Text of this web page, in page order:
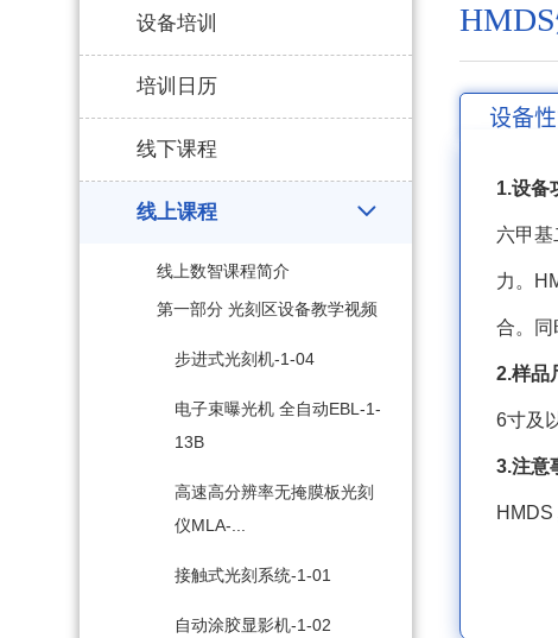
设备培训
培训日历
线下课程
线上课程
线上数智课程简介
第一部分 光刻区设备教学视频
步进式光刻机-1-04
电子束曝光机 全自动EBL-1-
13B
高速高分辨率无掩膜板光刻
仪MLA-...
接触式光刻系统-1-01
自动涂胶显影机-1-02
设备
1.设备
六甲
力。
合。同
2.样品
6寸及
3.注意
HMDS